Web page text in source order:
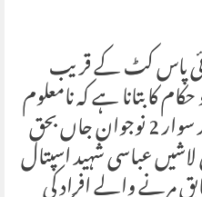
پاس کٹ کے قریب
کا بتانا ہے کہ نامعلوم
ٹریلر کی ٹکر سے موٹر سائیکل پر سوار 2 نوجوان جاں بحق
عباسی شہید اسپتال